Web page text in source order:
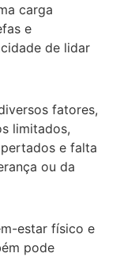
carga
e
de lidar
fatores,
limitados,
e falta
ou da
estar físico e
pode